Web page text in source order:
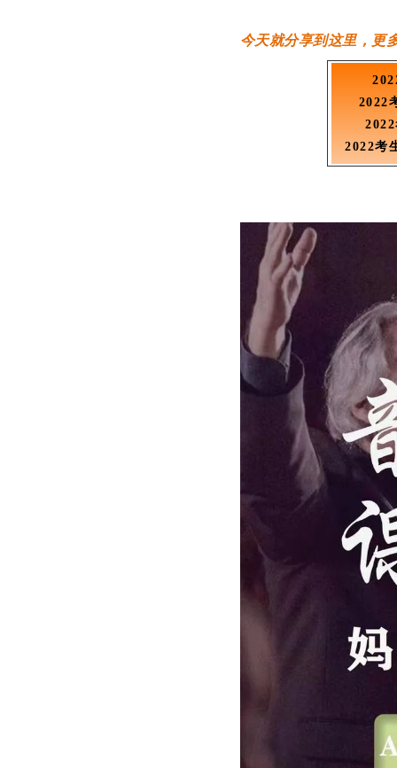
今天就分享到这里，更
2022
2022考